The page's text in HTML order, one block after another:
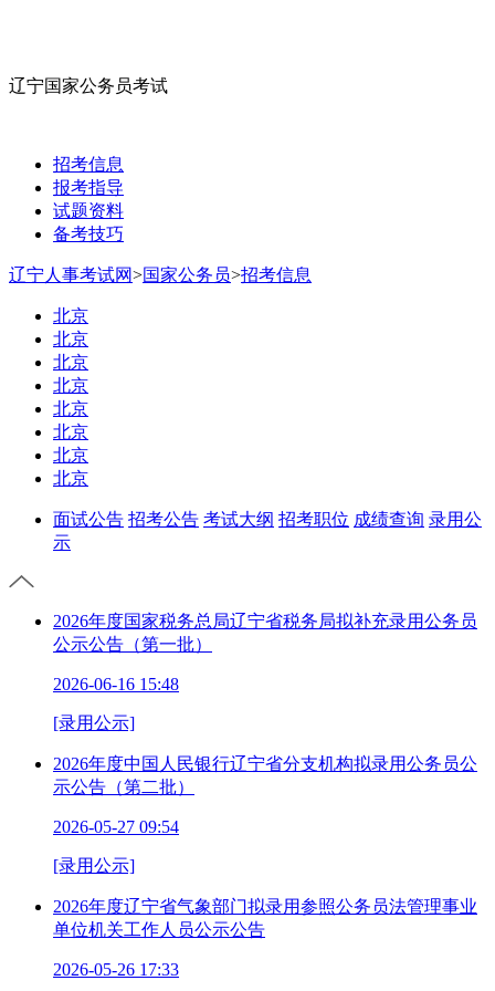
辽宁国家公务员考试
招考信息
报考指导
试题资料
备考技巧
辽宁人事考试网>国家公务员>招考信息
北京
北京
北京
北京
北京
北京
北京
北京
面试公告 招考公告 考试大纲 招考职位 成绩查询 录用公
示
2026年度国家税务总局辽宁省税务局拟补充录用公务员
公示公告（第一批）
2026-06-16 15:48
[录用公示]
2026年度中国人民银行辽宁省分支机构拟录用公务员公
示公告（第二批）
2026-05-27 09:54
[录用公示]
2026年度辽宁省气象部门拟录用参照公务员法管理事业
单位机关工作人员公示公告
2026-05-26 17:33